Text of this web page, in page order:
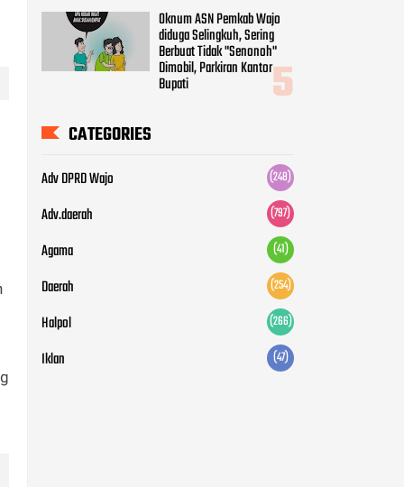
Oknum ASN Pemkab Wajo
diduga Selingkuh, Sering
Berbuat Tidak "Senonoh"
Dimobil, Parkiran Kantor
Bupati
CATEGORIES
Adv DPRD Wajo (248)
Adv.daerah (797)
Agama (41)
Daerah (254)
Halpol (266)
Iklan (47)